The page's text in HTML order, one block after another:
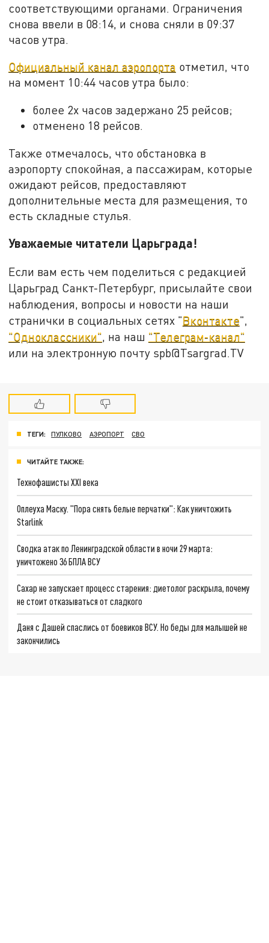
соответствующими органами. Ограничения
снова ввели в 08:14, и снова сняли в 09:37
часов утра.
Официальный канал аэропорта отметил, что
на момент 10:44 часов утра было:
более 2х часов задержано 25 рейсов;
отменено 18 рейсов.
Также отмечалось, что обстановка в
аэропорту спокойная, а пассажирам, которые
ожидают рейсов, предоставляют
дополнительные места для размещения, то
есть складные стулья.
Уважаемые читатели Царьграда!
Если вам есть чем поделиться с редакцией
Царьград Санкт-Петербург, присылайте свои
наблюдения, вопросы и новости на наши
странички в социальных сетях "Вконтакте",
"Одноклассники", на наш "Телеграм-канал"
или на электронную почту spb@Tsargrad.TV
ТЕГИ: ПУЛКОВО АЭРОПОРТ СВО
ЧИТАЙТЕ ТАКЖЕ:
Технофашисты XXI века
Оплеуха Маску. "Пора снять белые перчатки": Как уничтожить
Starlink
Сводка атак по Ленинградской области в ночи 29 марта:
уничтожено 36 БПЛА ВСУ
Сахар не запускает процесс старения: диетолог раскрыла, почему
не стоит отказываться от сладкого
Даня с Дашей спаслись от боевиков ВСУ. Но беды для малышей не
закончились